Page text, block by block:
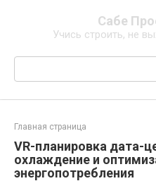
Сабе
Учись строить, не
Поиск:
Главная страница
VR-планировка дата-
охлаждение и
энергопотребления